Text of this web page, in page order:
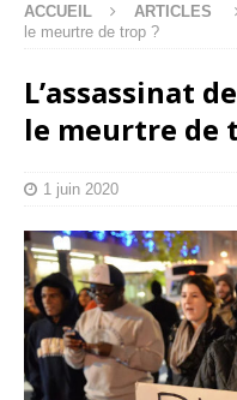
ACCUEIL ARTICLES
le meurtre de trop ?
L’assassinat
le meurtre de
1 juin 2020